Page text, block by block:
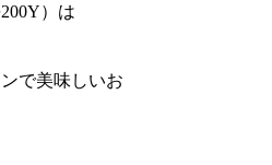
）は
で美味しいお